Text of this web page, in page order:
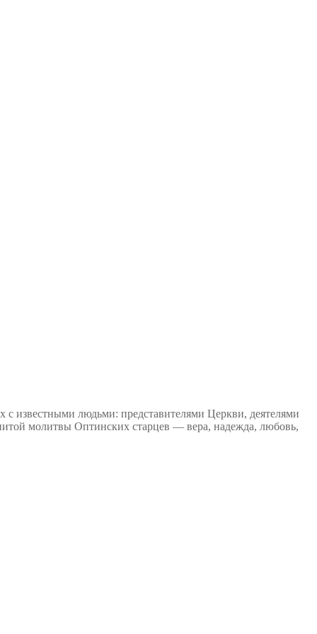
известными людьми: представителями Церкви, деятелями
молитвы Оптинских старцев — вера, надежда, любовь,